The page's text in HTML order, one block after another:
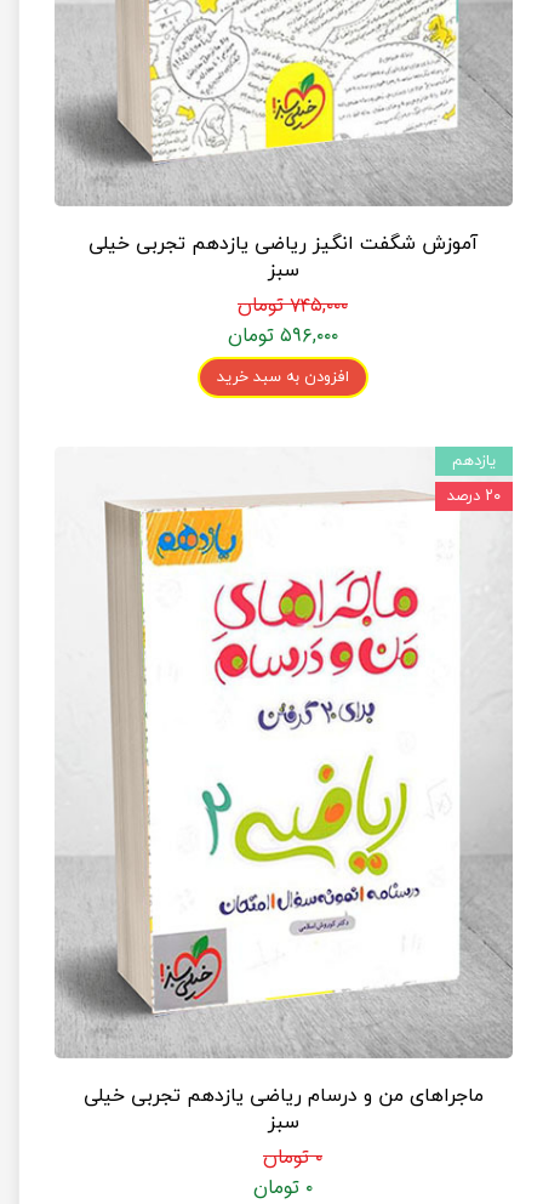
آموزش شگفت انگیز ریاضی یازدهم تجربی خیلی
سبز
۷۴۵,۰۰۰ تومان
۵۹۶,۰۰۰ تومان
افزودن به سبد خرید
ماجراهای من و درسام ریاضی یازدهم تجربی خیلی
سبز
۰ تومان
۰ تومان
یازدهم
۲۰ درصد